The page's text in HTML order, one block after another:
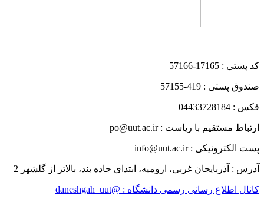
کد پستی : 17165-57166
صندوق پستی : 419-57155
فکس : 04433728184
ارتباط مستقیم با ریاست : po@uut.ac.ir
پست الکترونیکی : info@uut.ac.ir
آدرس : آذربایجان غربی، ارومیه، ابتدای جاده بند، بالاتر از گلشهر 2
کانال اطلاع رسانی رسمی دانشگاه : @daneshgah_uut